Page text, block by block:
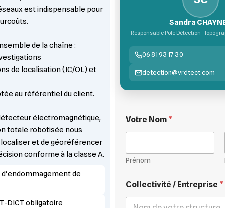
est indispensable pour
de la chaîne :
de localisation (IC/OL) et
au référentiel du client.
électromagnétique,
totale robotisée nous
et de géoréférencer
conforme à la classe A.
d'endommagement de
DICT obligatoire
Sandra
Responsable Pôle Détection -
06 81 93 17 30
detection@vrdtect.com
Votre Nom *
Prénom
Collectivité / Entreprise *